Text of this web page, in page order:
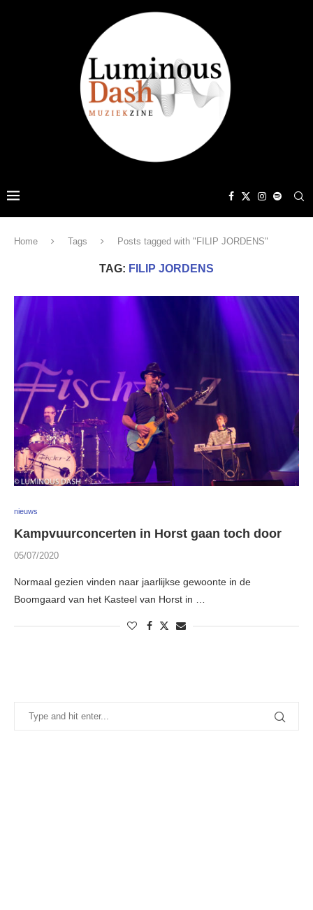
Home Tags Posts tagged with "FILIP JORDENS"
TAG: FILIP JORDENS
nieuws
Kampvuurconcerten in Horst gaan toch door
05/07/2020
Normaal gezien vinden naar jaarlijkse gewoonte in de
Boomgaard van het Kasteel van Horst in …